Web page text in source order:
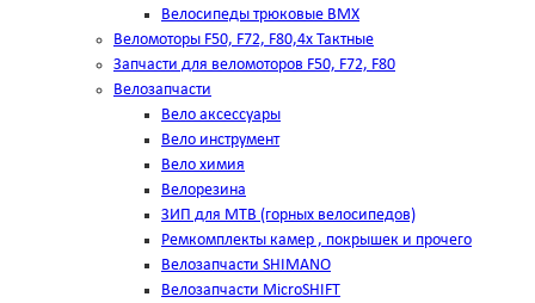
Велосипеды трюковые BMX
Веломоторы F50, F72, F80,4х Тактные
Запчасти для веломоторов F50, F72, F80
Велозапчасти
Вело аксессуары
Вело инструмент
Вело химия
Велорезина
ЗИП для MTB (горных велосипедов)
Ремкомплекты камер , покрышек и прочего
Велозапчасти SHIMANO
Велозапчасти MicroSHIFT